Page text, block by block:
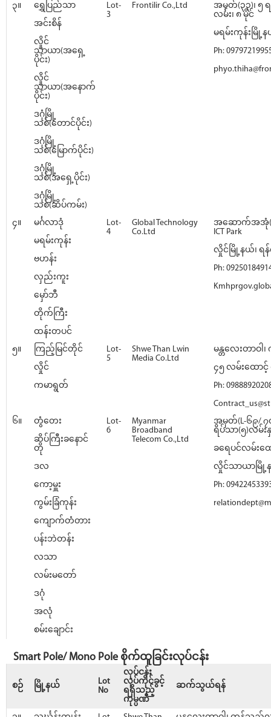
၃။
ရွှေပြည်သာ
အင်းစိန်
လှိုင်
သာယာ(အရှေ့
ပိုင်း)
လှိုင်
သာယာ(အနောက်
ပိုင်း)
ဒဂုံမြို့
သစ်(တောင်ပိုင်း)
ဒဂုံမြို့
သစ်(မြောက်ပိုင်း)
ဒဂုံမြို့
သစ်(အရှေ့ပိုင်း)
ဒဂုံမြို့
သစ်(ဆိပ်ကမ်း)
Lot-
3
Frontilir Co.,Ltd
အမှတ်(၃၃)၊ ၅
လမ်း၊ ၈ မိုင်
မရမ်းကုန်းမြို့
Ph:
၄။
မင်္ဂလာဒုံ
မရမ်းကုန်း
ဗဟန်း
လှည်းကူး
မှော်ဘီ
တိုက်ကြီး
ထန်းတပင်
Lot-
4
Global Technology
Co.Ltd
အဆောက်အအုံ(၁
ICT Park
လှိုင်မြို့နယ်၊ ရ
Ph:
၅။
ကြည့်မြင်တိုင်
လှိုင်
ကမာရွတ်
Lot-
5
Shwe Than Lwin
Media Co.Ltd
မန္တလေးတာဝ
၄၅ လမ်းထော
Ph:
၆။
တွံတေး
ဆိပ်ကြီးခနောင်
တို
ဒလ
ကော့မှူး
ကွမ်းခြံကုန်း
ကျောက်တံတား
ပန်းဘဲတန်း
လသာ
လမ်းမတော်
ဒဂုံ
အလုံ
စမ်းချောင်း
Lot-
6
Myanmar
Broadband
Telecom Co.,Ltd
အမှတ်(L-၆၉/ ၇
ရိပ်သာ(၅)လမ်း
ခရေပင်လမ်းထေ
လှိုင်သာယာမြို့
Ph:
Smart Pole/ Mono Pole စိုက်ထူခြင်းလုပ်ငန်း
စဉ် မြို့နယ်
Lot
No
လုပ်ငန်း
လုပ်ကိုင်ခွင့်
ရရှိသည့်
ကုမ္ပဏီ
ဆက်သွယ်ရန်